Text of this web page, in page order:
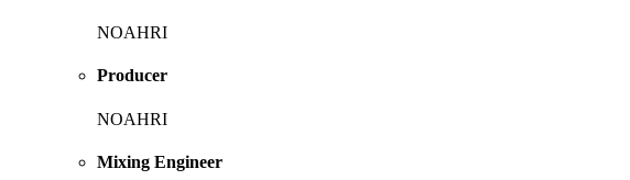
NOAHRI
Producer
NOAHRI
Mixing Engineer